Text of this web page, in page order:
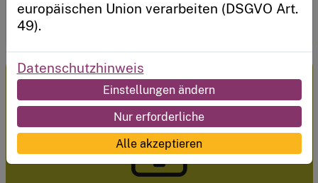
Jetzt loslegen
Für Fachkräfte
europäischen Union verarbeiten (DSGVO Art.
49).
Datenschutzhinweis
Einstellungen ändern
Nur erforderliche
Alle akzeptieren